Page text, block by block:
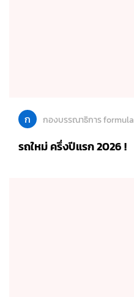
ก กองบรรณาธิการ formula
รถใหม่ ครึ่งปีแรก 2026 !